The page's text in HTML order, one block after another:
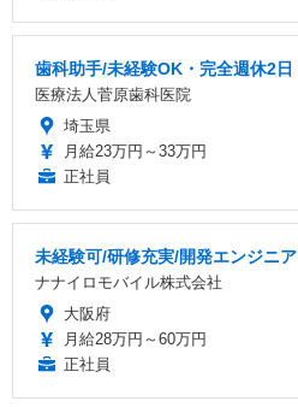
歯科助手/未経験OK・完全週休2日
医療法人菅原歯科医院
埼玉県
月給23万円～33万円
正社員
未経験可/研修充実/開発エンジニア
ナナイロモバイル株式会社
大阪府
月給28万円～60万円
正社員